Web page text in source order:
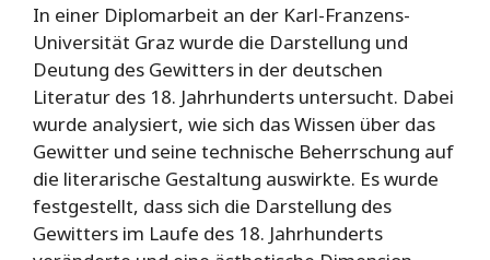
In einer Diplomarbeit an der Karl-Franzens-
Universität Graz wurde die Darstellung und
Deutung des Gewitters in der deutschen
Literatur des 18. Jahrhunderts untersucht. Dabei
wurde analysiert, wie sich das Wissen über das
Gewitter und seine technische Beherrschung auf
die literarische Gestaltung auswirkte. Es wurde
festgestellt, dass sich die Darstellung des
Gewitters im Laufe des 18. Jahrhunderts